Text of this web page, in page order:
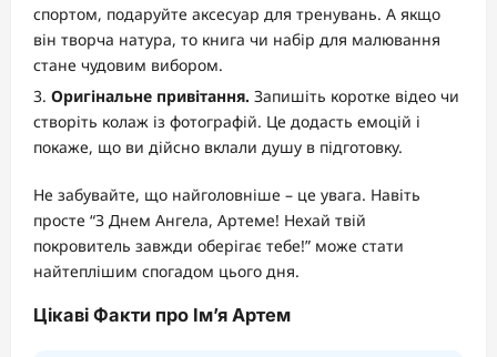
спортом, подаруйте аксесуар для тренувань. А якщо
він творча натура, то книга чи набір для малювання
стане чудовим вибором.
Оригінальне привітання. Запишіть коротке відео чи
створіть колаж із фотографій. Це додасть емоцій і
покаже, що ви дійсно вклали душу в підготовку.
Не забувайте, що найголовніше – це увага. Навіть
просте “З Днем Ангела, Артеме! Нехай твій
покровитель завжди оберігає тебе!” може стати
найтеплішим спогадом цього дня.
Цікаві Факти про Ім’я Артем